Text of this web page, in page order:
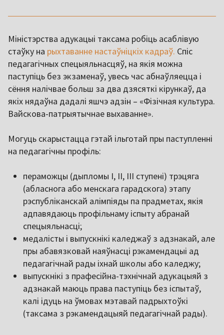
Міністэрства адукацыі таксама робіць асаблівую
стаўку на рыхтаванне настаўніцкіх кадраў. Спіс
педагагічных спецыяльнасцяў, на якія можна
паступіць без экзаменаў, увесь час абнаўляецца і
сёння налічвае больш за два дзясяткі кірункаў, да
якіх нядаўна дадалі яшчэ адзін – «Фізічная культура.
Вайскова-патрыятычнае выхаванне».
Могуць скарыстацца гэтай ільготай пры паступленні
на педагагічны профіль:
пераможцы (дыпломы I, II, III ступені) трэцяга
(абласнога або менскага гарадскога) этапу
рэспубліканскай алімпіяды па прадметах, якія
адпавядаюць профільнаму іспыту абранай
спецыяльнасці;
медалісты і выпускнікі каледжаў з адзнакай, але
пры абавязковай наяўнасці рэкамендацыі ад
педагагічнай рады іхнай школы або каледжу;
выпускнікі з прафесійна-тэхнічнай адукацыяй з
адзнакай маюць права паступіць без іспытаў,
калі ідуць на ўмовах мэтавай падрыхтоўкі
(таксама з рэкамендацыяй педагагічнай рады).